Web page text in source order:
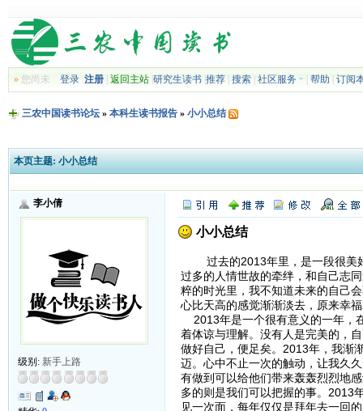
»您尚未 登录 注册| 返回主站| 研究生读书| 推荐| 搜索| 社区服务 帮助 订阅
三农中国读书论坛» 本科生读书报告» 小小总结
本页主题: 小小总结
李小倩
级别: 新手上路
小小总结
过去的2013年里，是一段很美好
过多的人情世故的牵绊，和自己志
粹的时光里，我不知道未来的自己
心比天高的感觉渐渐淡去，原来幸
2013年是一个很有意义的一年，
着体谅与理解。没有人是完美的，
做好自己，便足矣。2013年，我渐
迈。心中不止一次的触动，让我久
有做到可以给他们带来轰轰烈烈地
多的则是我们可以把握的事。2013
见一次面，每年仅仅是拜年去一回